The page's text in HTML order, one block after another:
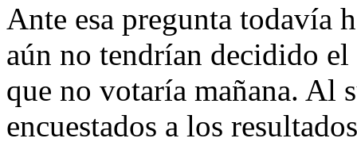
Ante esa pregunta todavía
aún no tendrían decidido
que no votaría mañana. Al
encuestados a los